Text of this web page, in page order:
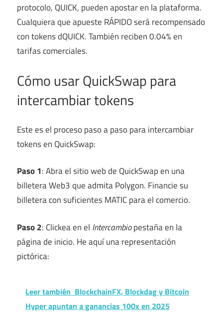
protocolo, QUICK, pueden apostar en la plataforma.
Cualquiera que apueste RÁPIDO será recompensado
con tokens dQUICK. También reciben 0.04% en
tarifas comerciales.
Cómo usar QuickSwap para
intercambiar tokens
Este es el proceso paso a paso para intercambiar
tokens en QuickSwap:
Paso 1: Abra el sitio web de QuickSwap en una
billetera Web3 que admita Polygon. Financie su
billetera con suficientes MATIC para el comercio.
Paso 2: Clickea en el Intercambiopestaña en la
página de inicio. He aquí una representación
pictórica:
Leer también BlockchainFX, Blockdag y Bitcoin
Hyper apuntan a ganancias 100x en 2025